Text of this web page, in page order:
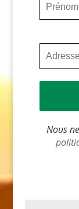
Nous